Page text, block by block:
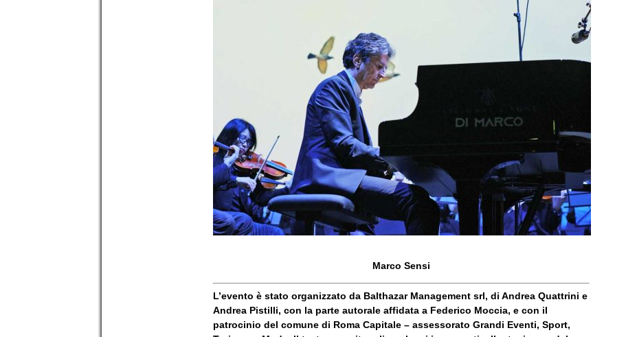
Marco Sensi
L’evento è stato organizzato da Balthazar Management srl, di Andrea Quattrini e
Andrea Pistilli, con la parte autorale affidata a Federico Moccia, e con il
patrocinio del comune di Roma Capitale – assessorato Grandi Eventi, Sport,